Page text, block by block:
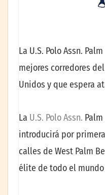
La U.S. Polo Assn.
mejores corredores
Unidos y que espera
La U.S. Polo Assn.
introducirá por
calles de West Palm
élite de todo el